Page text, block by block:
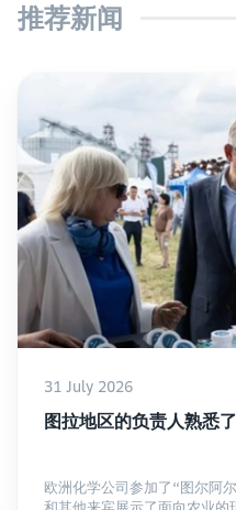
推荐新闻
31 July 2026
图拉地区的负责人熟悉
欧洲化学公司参加了“图尔阿